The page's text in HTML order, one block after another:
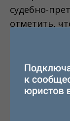
судебно-
отметить,
долях
облачное ПО.